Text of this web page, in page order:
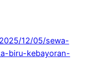
12/05/sewa-
biru-kebayoran-